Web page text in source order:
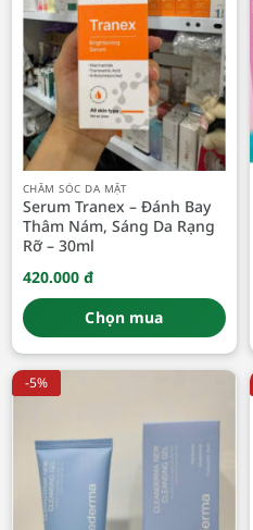
CHĂM SÓC DA MẶT
Serum Tranex – Đánh Bay
Thâm Nám, Sáng Da Rạng
Rỡ – 30ml
420.000 đ
Chọn mua
-5%